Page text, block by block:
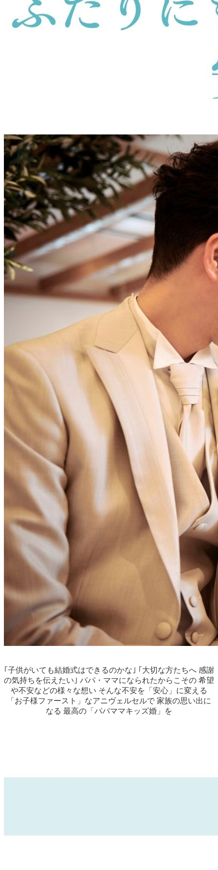
｢子供がいても結婚式はできるのかな｣ ｢大切な方たちへ 感謝
の気持ちを伝えたい｣ パパ・ママになられたからこその 希望
や不安などの様々な想い そんな不安を「安心」に変える
「お子様ファースト」なアニヴェルセルで 家族の思い出に
なる 最高の「パパママキッズ婚」を